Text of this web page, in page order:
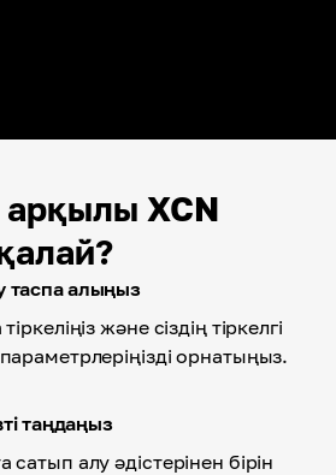
XCN
таспа алыңыз
және сіздің тіркелгі
орнатыңыз.
таңдаңыз
алу әдістерінен бірін